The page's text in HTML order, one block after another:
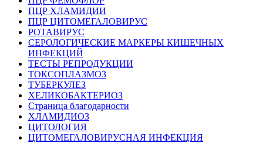
ПЦР ХЛАМИДИИ
ПЦР ЦИТОМЕГАЛОВИРУС
РОТАВИРУС
СЕРОЛОГИЧЕСКИЕ МАРКЕРЫ КИШЕЧНЫХ
ИНФЕКЦИЙ
ТЕСТЫ РЕПРОДУКЦИИ
ТОКСОПЛАЗМОЗ
ТУБЕРКУЛЕЗ
ХЕЛИКОБАКТЕРИОЗ
Страница благодарности
ХЛАМИДИОЗ
ЦИТОЛОГИЯ
ЦИТОМЕГАЛОВИРУСНАЯ ИНФЕКЦИЯ